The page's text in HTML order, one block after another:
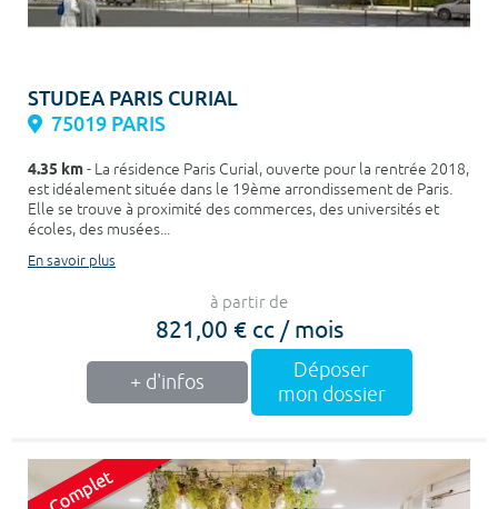
STUDEA PARIS CURIAL
75019 PARIS
4.35 km- La résidence Paris Curial, ouverte pour la rentrée 2018,
est idéalement située dans le 19ème arrondissement de Paris.
Elle se trouve à proximité des commerces, des universités et
écoles, des musées...
En savoir plus
à partir de
821,00 € cc / mois
+ d'infos
Déposer
mon dossier